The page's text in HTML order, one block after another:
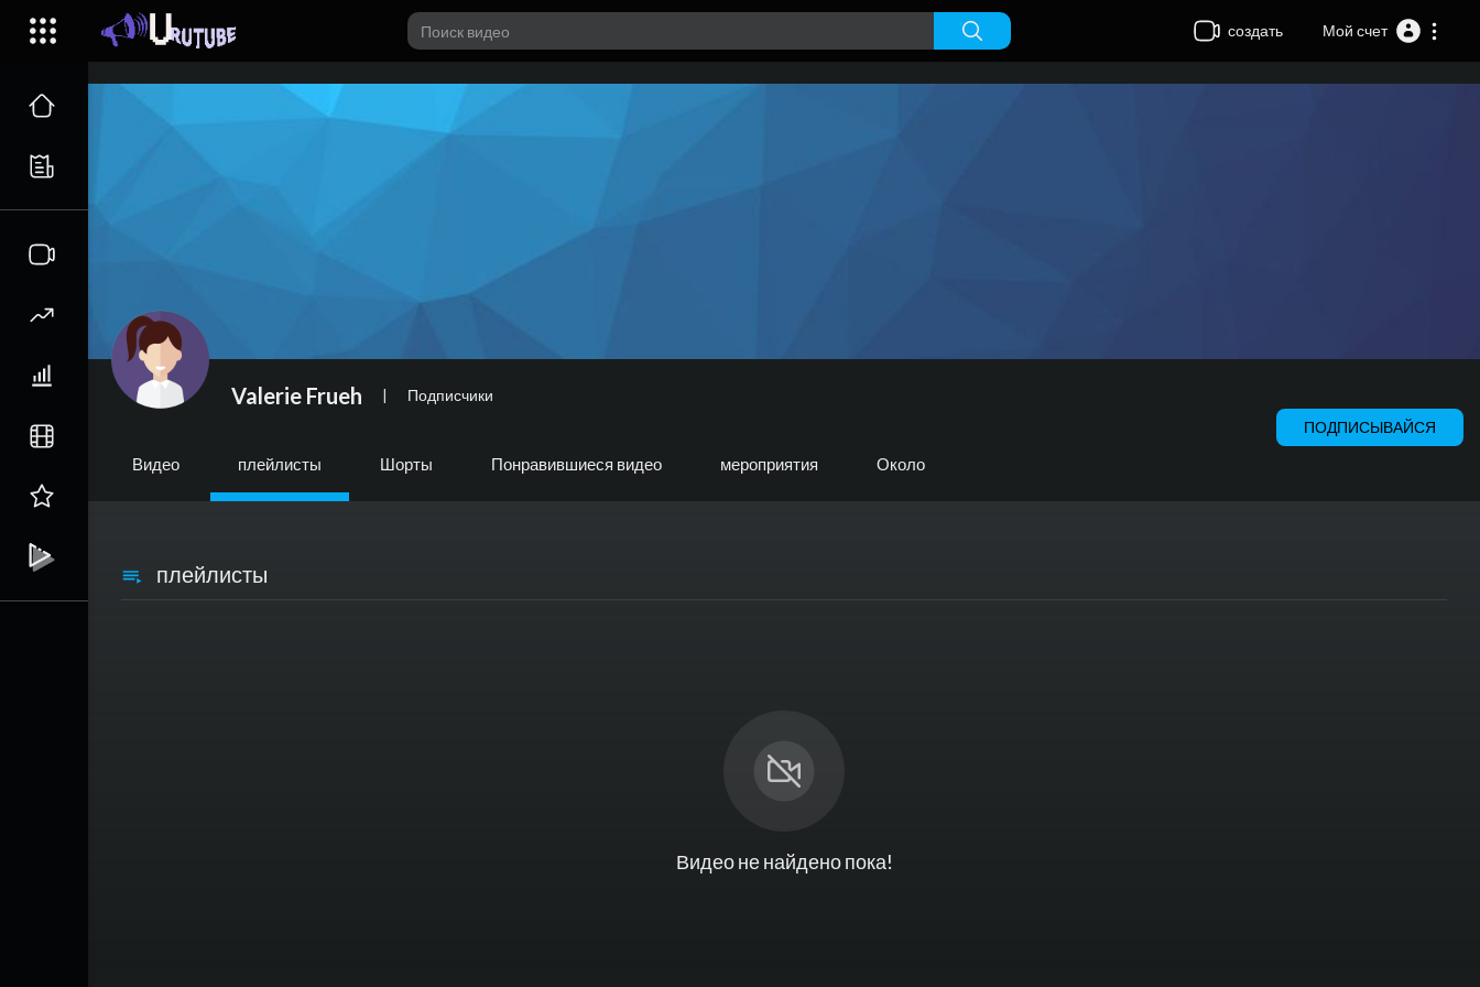
создать Мой счет
Valerie Frueh | Подписчики
ПОДПИСЫВАЙСЯ
Видео плейлисты Шорты Понравившиеся видео мероприятия Около
плейлисты
Видео не найдено пока!